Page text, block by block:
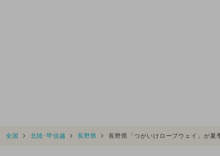
全国 北陸･甲信越 長野県 長野県「つがいけロープウェイ」が